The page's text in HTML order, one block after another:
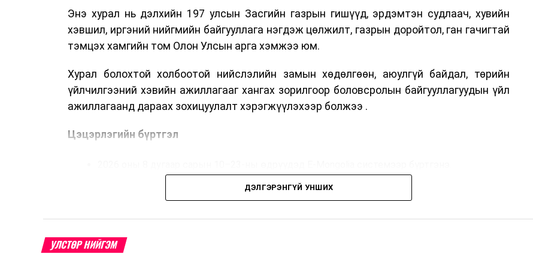
Энэ хурал нь дэлхийн 197 улсын Засгийн газрын гишүүд, эрдэмтэн судлаач, хувийн
хэвшил, иргэний нийгмийн байгууллага нэгдэж цөлжилт, газрын доройтол, ган гачигтай
тэмцэх хамгийн том Олон Улсын арга хэмжээ юм.
Хурал болохтой холбоотой нийслэлийн замын хөдөлгөөн, аюулгүй байдал, төрийн
үйлчилгээний хэвийн ажиллагааг хангах зорилгоор боловсролын байгууллагуудын үйл
ажиллагаанд дараах зохицуулалт хэрэгжүүлэхээр болжээ .
Цэцэрлэгийн бүртгэл
2026 оны 8 дугаар сарын 17–28-ны өдрүүдэд E-Mongolia системээр бүртгэнэ.
Энэ хугацаанд хүүхэд бүртгэх дэмжлэгийн баг сургуулиуд дээр ажиллахгүй.
ДЭЛГЭРЭНГҮЙ УНШИХ
УЛСТӨР НИЙГЭМ